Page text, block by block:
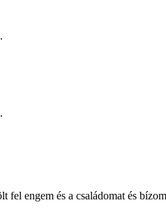
engem és a családomat és